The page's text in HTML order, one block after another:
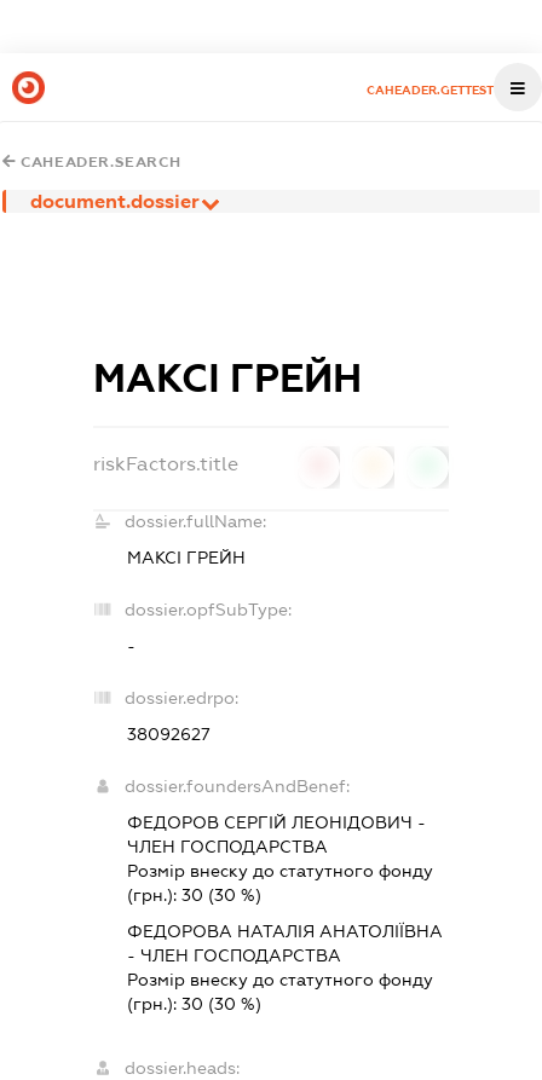
CAHEADER.GETTEST
CAHEADER.SEARCH
document.dossier
МАКСІ ГРЕЙН
riskFactors.title
dossier.fullName:
МАКСІ ГРЕЙН
dossier.opfSubType:
-
dossier.edrpo:
38092627
dossier.foundersAndBenef:
ФЕДОРОВ СЕРГІЙ ЛЕОНІДОВИЧ -
ЧЛЕН ГОСПОДАРСТВА
Розмір внеску до статутного фонду
(грн.):30 (30 %)
ФЕДОРОВА НАТАЛІЯ АНАТОЛІЇВНА
- ЧЛЕН ГОСПОДАРСТВА
Розмір внеску до статутного фонду
(грн.):30 (30 %)
dossier.heads: